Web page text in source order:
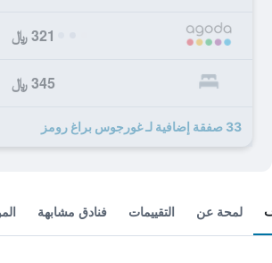
321 ﷼
345 ﷼
33 صفقة إضافية لـ غورجوس براغ رومز
لمحة عن التقييمات فنادق مشابهة